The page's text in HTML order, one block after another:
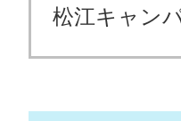
松江キャン